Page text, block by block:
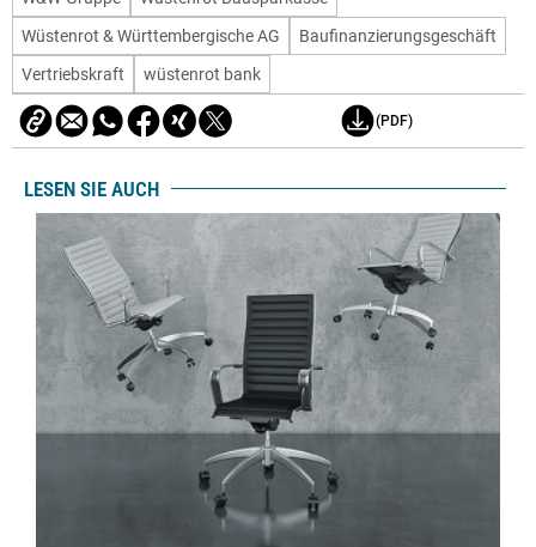
Wüstenrot & Württembergische AG
Baufinanzierungsgeschäft
Vertriebskraft
wüstenrot bank
(PDF)
LESEN SIE AUCH